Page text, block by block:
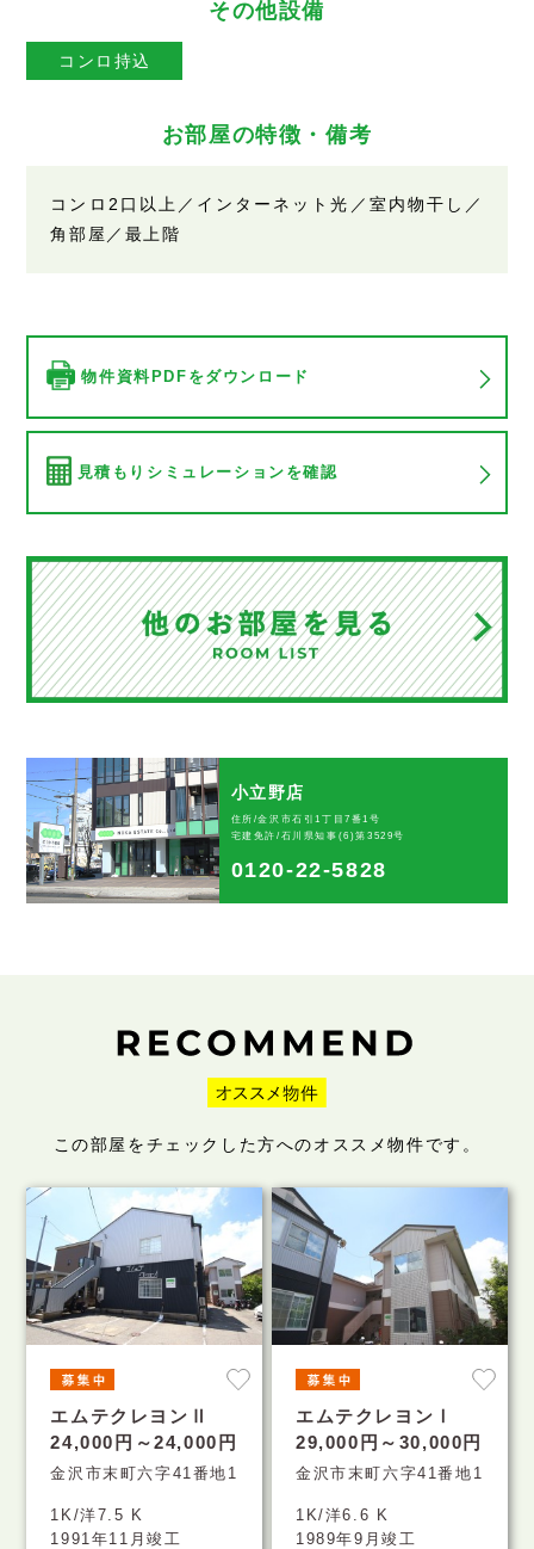
その他設備
コンロ持込
お部屋の特徴・備考
コンロ2口以上／インターネット光／室内物干し／
角部屋／最上階
物件資料PDFをダウンロード
見積もりシミュレーションを確認
小立野店
住所/金沢市石引1丁目7番1号
宅建免許/石川県知事(6)第3529号
0120-22-5828
この部屋をチェックした方へのオススメ物件です。
エムテクレヨンⅡ
24,000円～24,000円
金沢市末町六字41番地1
1K/洋7.5 K
1991年11月竣工
エムテクレヨンⅠ
29,000円～30,000円
金沢市末町六字41番地1
1K/洋6.6 K
1989年9月竣工